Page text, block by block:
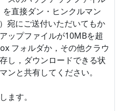
を直接ダン・ヒンクルマン
宛にご送付いただいてもか
ップファイルが10MBを超
フォルダか，その他クラウ
し，ダウンロードできる状
ンと共有してください。
ます。